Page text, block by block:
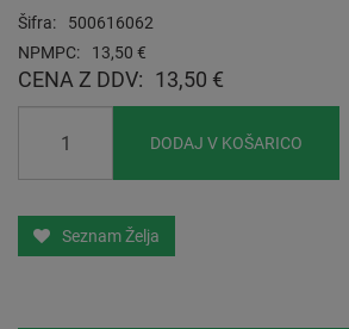
Šifra:
500616062
NPMPC:
13,50 €
CENA Z DDV: 13,50 €
DODAJ V KOŠARICO
Seznam Želja